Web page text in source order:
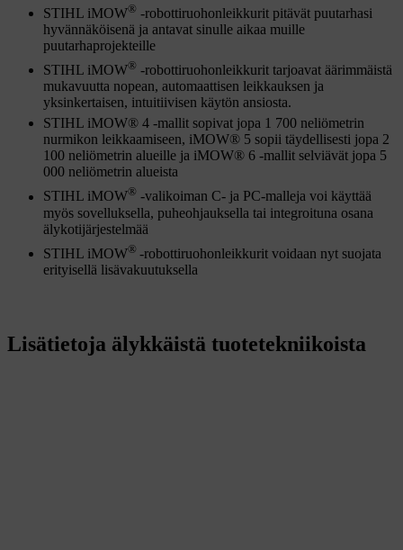
STIHL iMOW® -robottiruohonleikkurit pitävät puutarhasi
hyvännäköisenä ja antavat sinulle aikaa muille
puutarhaprojekteille
STIHL iMOW® -robottiruohonleikkurit tarjoavat äärimmäistä
mukavuutta nopean, automaattisen leikkauksen ja
yksinkertaisen, intuitiivisen käytön ansiosta.
STIHL iMOW® 4 -mallit sopivat jopa 1 700 neliömetrin
nurmikon leikkaamiseen, iMOW® 5 sopii täydellisesti jopa 2
100 neliömetrin alueille ja iMOW® 6 -mallit selviävät jopa 5
000 neliömetrin alueista
STIHL iMOW® -valikoiman C- ja PC-malleja voi käyttää
myös sovelluksella, puheohjauksella tai integroituna osana
älykotijärjestelmää
STIHL iMOW® -robottiruohonleikkurit voidaan nyt suojata
erityisellä lisävakuutuksella
Lisätietoja älykkäistä tuotetekniikoista